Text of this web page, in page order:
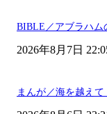
BIBLE／アブラハム
2026年8月7日
まんが／海を越えて